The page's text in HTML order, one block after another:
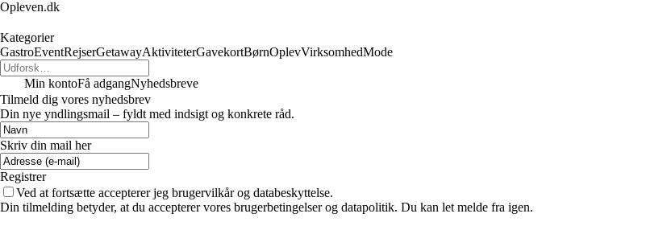
Opleven.dk
Kategorier
GastroEventRejserGetawayAktiviteterGavekortBørnOplevVirksomhedMode
Min kontoFå adgangNyhedsbreve
Tilmeld dig vores nyhedsbrev
Din nye yndlingsmail – fyldt med indsigt og konkrete råd.
Skriv din mail her
Registrer
Ved at fortsætte accepterer jeg brugervilkår og databeskyttelse.
Din tilmelding betyder, at du accepterer vores brugerbetingelser og datapolitik. Du kan let melde fra igen.